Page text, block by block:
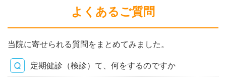
よくあるご質問
当院に寄せられる質問をまとめてみました。
定期健診（検診）て、何をするのですか